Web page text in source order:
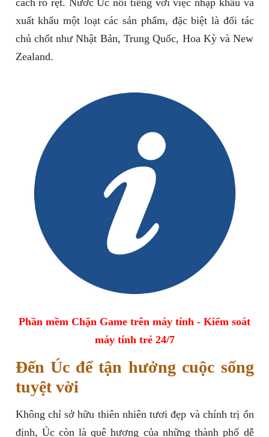
cách rõ rệt. Nước Úc nổi tiếng với việc nhập khẩu và
xuất khẩu một loạt các sản phẩm, đặc biệt là đối tác
chủ chốt như Nhật Bản, Trung Quốc, Hoa Kỳ và New
Zealand.
Phần mềm Chặn Game trên máy tính - Kiểm soát
máy tính trẻ 24/7
Đến Úc để tận hưởng cuộc sống
tuyệt vời
Không chỉ sở hữu thiên nhiên tươi đẹp và chính trị ổn
định, Úc còn là quê hương của những thành phố dễ